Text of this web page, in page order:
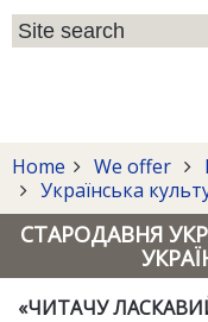
Home We offer
Українська
СТАРОДАВНЯ
«ЧИТАЧУ